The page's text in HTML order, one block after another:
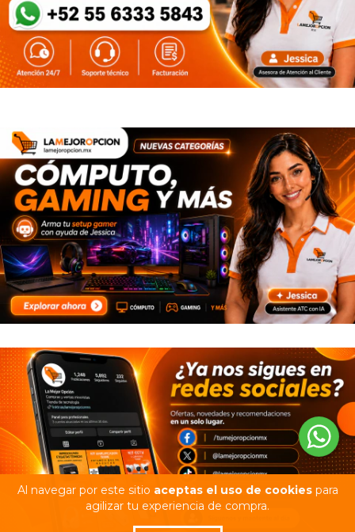
Al navegar por este sitio aceptas el uso de cookiespara
agilizar tu experiencia de compra.